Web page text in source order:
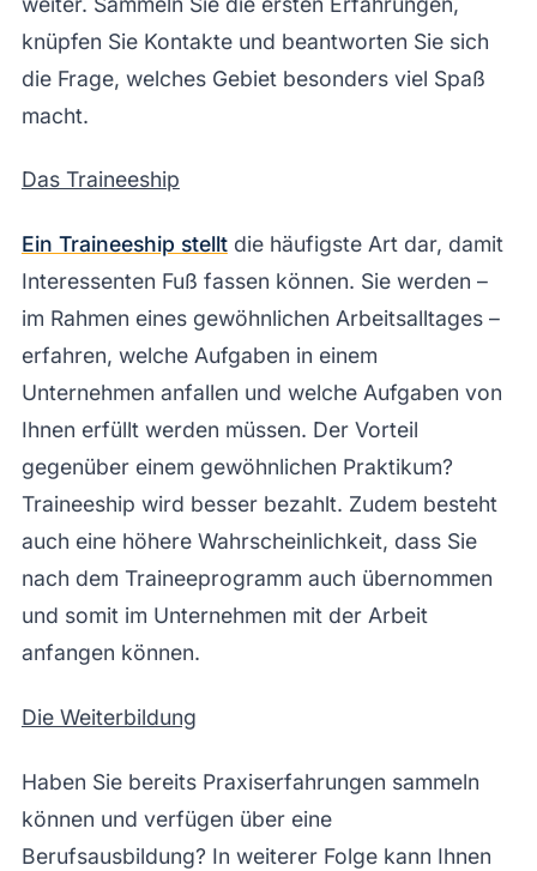
knüpfen Sie Kontakte und beantworten Sie sich
die Frage, welches Gebiet besonders viel Spaß
macht.
Das Traineeship
Ein Traineeship stelltdie häufigste Art dar, damit
Interessenten Fuß fassen können. Sie werden –
im Rahmen eines gewöhnlichen Arbeitsalltages –
erfahren, welche Aufgaben in einem
Unternehmen anfallen und welche Aufgaben von
Ihnen erfüllt werden müssen. Der Vorteil
gegenüber einem gewöhnlichen Praktikum?
Traineeship wird besser bezahlt. Zudem besteht
auch eine höhere Wahrscheinlichkeit, dass Sie
nach dem Traineeprogramm auch übernommen
und somit im Unternehmen mit der Arbeit
anfangen können.
Die Weiterbildung
Haben Sie bereits Praxiserfahrungen sammeln
können und verfügen über eine
Berufsausbildung? In weiterer Folge kann Ihnen